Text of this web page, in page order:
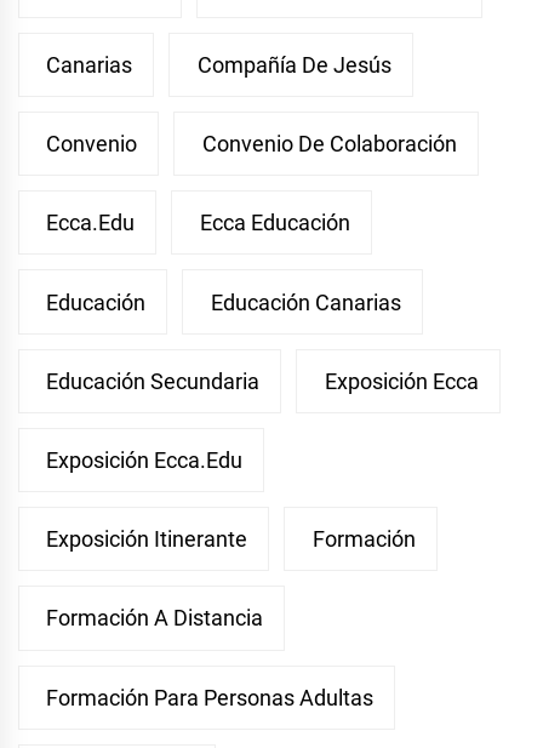
Canarias Compañía De Jesús
Convenio Convenio De Colaboración
Ecca.edu Ecca Educación
Educación Educación Canarias
Educación Secundaria Exposición Ecca
Exposición Ecca.edu
Exposición Itinerante Formación
Formación A Distancia
Formación Para Personas Adultas